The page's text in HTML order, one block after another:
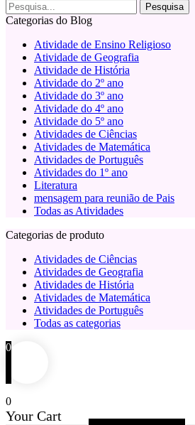
Categorias do Blog
Atividade de Ensino Religioso
Atividade de Geografia
Atividade de História
Atividade do 2º ano
Atividade do 3º ano
Atividade do 4º ano
Atividade do 5º ano
Atividades de Ciências
Atividades de Matemática
Atividades de Português
Atividades do 1º ano
Literatura
mensagem para reunião de Pais
Todas as Atividades
Categorias de produto
Atividades de Ciências
Atividades de Geografia
Atividades de História
Atividades de Matemática
Atividades de Português
Todas as categorias
0
0
Your Cart